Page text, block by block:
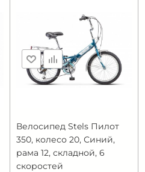
Велосипед Stels Пилот
350, колесо 20, Синий,
рама 12, складной, 6
скоростей